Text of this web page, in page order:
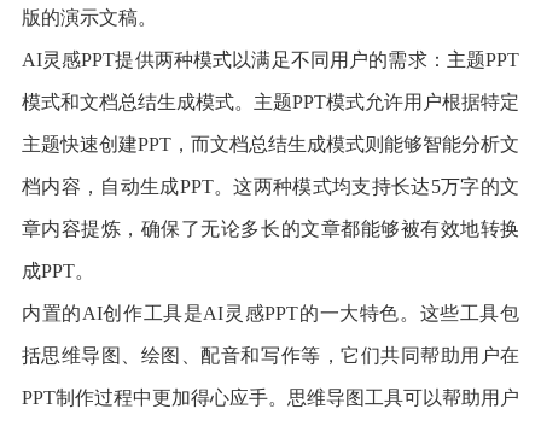
版的演示文稿。
AI灵感PPT提供两种模式以满足不同用户的需求：主题PPT
模式和文档总结生成模式。主题PPT模式允许用户根据特定
主题快速创建PPT，而文档总结生成模式则能够智能分析文
档内容，自动生成PPT。这两种模式均支持长达5万字的文
章内容提炼，确保了无论多长的文章都能够被有效地转换
成PPT。
内置的AI创作工具是AI灵感PPT的一大特色。这些工具包
括思维导图、绘图、配音和写作等，它们共同帮助用户在
PPT制作过程中更加得心应手。思维导图工具可以帮助用户